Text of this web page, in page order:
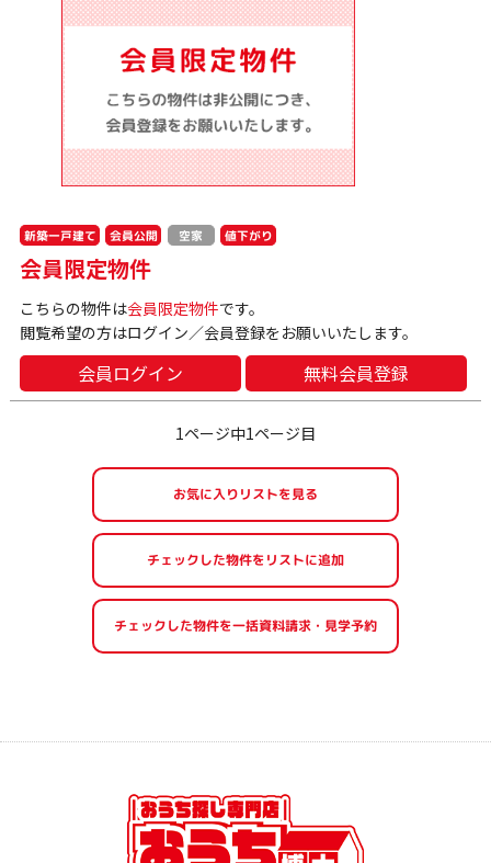
新築一戸建て 会員公開 空家 値下がり
会員限定物件
こちらの物件は会員限定物件です。
閲覧希望の方はログイン／会員登録をお願いいたします。
会員ログイン 無料会員登録
1ページ中1ページ目
お気に入りリストを見る